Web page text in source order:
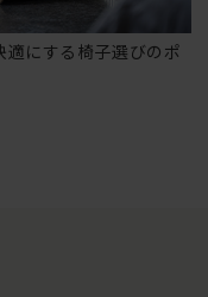
にする椅子選びのポ